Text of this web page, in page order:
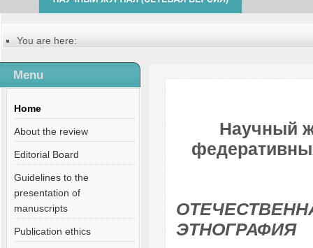
You are here:
Русский
Menu
Home
About the review
Editorial Board
Guidelines to the
presentation of
manuscripts
Publication ethics
Научный
ЭТНОГРАФИЯ